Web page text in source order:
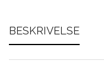
BESKRIVELSE